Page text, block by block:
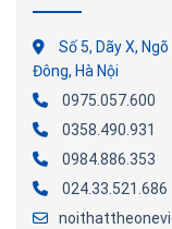
Số 5, Dãy X,
Đông, Hà Nội
0975.057.600
0358.490.931
0984.886.353
024.33.521.686